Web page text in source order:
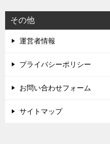
その他
運営者情報
プライバシーポリシー
お問い合わせフォーム
サイトマップ